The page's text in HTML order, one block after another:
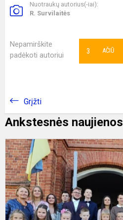
Nuotraukų autorius(-iai):
R. Survilaitės
Nepamirškite
padėkoti autoriui
AČIŪ
3
Grįžti
Ankstesnės naujienos